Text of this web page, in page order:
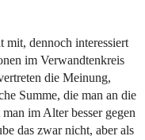
mit, dennoch interessiert
im Verwandtenkreis
die Meinung,
Summe, die man an die
im Alter besser gegen
das zwar nicht, aber als